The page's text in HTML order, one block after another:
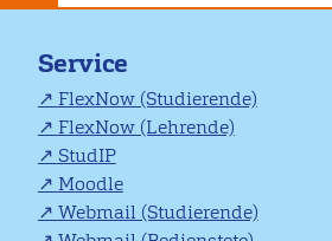
Service
FlexNow (Studierende)
FlexNow (Lehrende)
StudIP
Moodle
Webmail (Studierende)